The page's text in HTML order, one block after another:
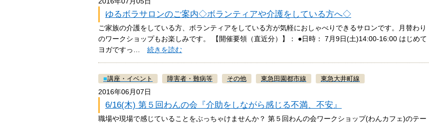
ゆるボラサロンのご案内◇ボランティアや介護をしている方へ◇
ご家族の介護をしている方、ボランティアをしている方が気軽におしゃべりできるサロンです。月替わり
のワークショップもお楽しみです。 【開催要領（直近分）】： ●日時： 7月9日(土)14:00-16:00 はじめて
ヨガですっ… 続きを読む
■講座・イベント 障害者・難病等 その他 東急田園都市線 東急大井町線
2016年06月07日
6/16(木) 第５回わんの会『介助をしながら感じる不満、不安』
職場や現場で感じていることをぶっちゃけませんか？ 第５回わんの会ワークショップ(わんカフェ)のテー